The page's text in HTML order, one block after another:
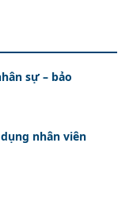
sự – bảo
nhân viên